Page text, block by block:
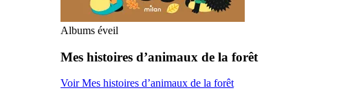
Albums éveil
Mes histoires d’animaux de la forêt
Voir Mes histoires d’animaux de la forêt